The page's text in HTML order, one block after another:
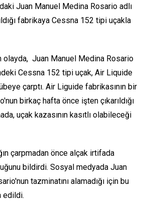
Juan Manuel Medina Rosario adlı
fabrikaya Cessna 152 tipi uçakla
olayda, Juan Manuel Medina Rosario
Cessna 152 tipi uçak, Air Liquide
çarptı. Air Liguide fabrikasının bir
birkaç hafta önce işten çıkarıldığı
uçak kazasının kasıtlı olabileceği
çarpmadan önce alçak irtifada
bildirdi. Sosyal medyada Juan
tazminatını alamadığı için bu
edildi.